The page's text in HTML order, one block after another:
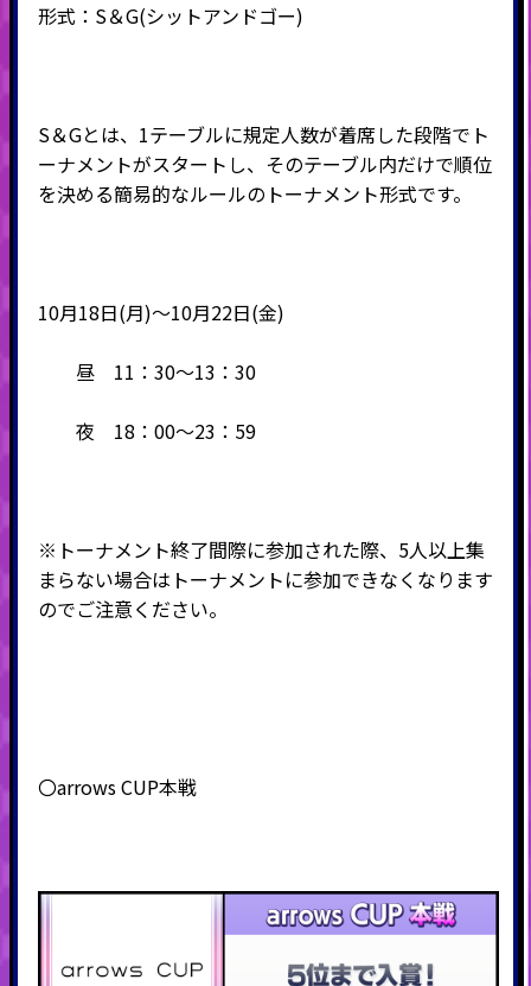
形式： S＆G(シットアンドゴー)
S＆Gとは、1テーブルに規定人数が着席した段階でト
ーナメントがスタートし、そのテーブル内だけで順位
を決める簡易的なルールのトーナメント形式です。
10月18日(月)～10月22日(金)
昼 11：30～13：30
夜 18：00～23：59
※トーナメント終了間際に参加された際、5人以上集
まらない場合はトーナメントに参加できなくなります
のでご注意ください。
〇arrows CUP本戦